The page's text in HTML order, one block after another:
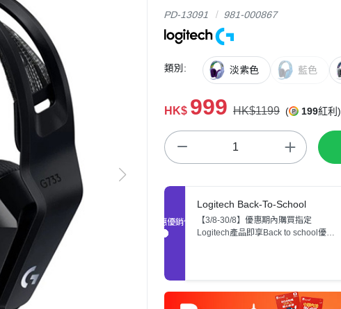
PD-13091 981-000867
類別: 淡紫色 藍色
HK$ 999 HK$1199 ( 199紅利)
促銷優惠
Logitech Back-To-School
【3/8-30/8】優惠期內購買指定
Logitech產品即享Back to school優